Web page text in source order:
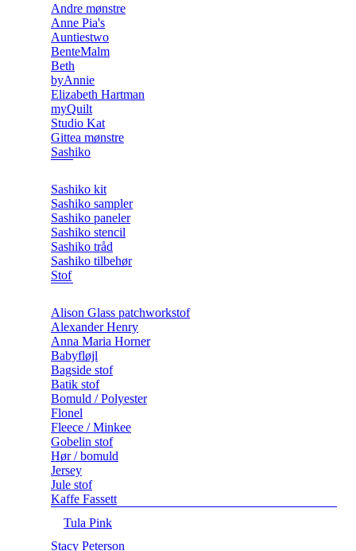
Andre mønstre
Anne Pia's
Auntiestwo
BenteMalm
Beth
byAnnie
Elizabeth Hartman
myQuilt
Studio Kat
Gittea mønstre
Sashiko
Sashiko kit
Sashiko sampler
Sashiko paneler
Sashiko stencil
Sashiko tråd
Sashiko tilbehør
Stof
Alison Glass patchworkstof
Alexander Henry
Anna Maria Horner
Babyfløjl
Bagside stof
Batik stof
Bomuld / Polyester
Flonel
Fleece / Minkee
Gobelin stof
Hør / bomuld
Jersey
Jule stof
Kaffe Fassett
Tula Pink
Stacy Peterson